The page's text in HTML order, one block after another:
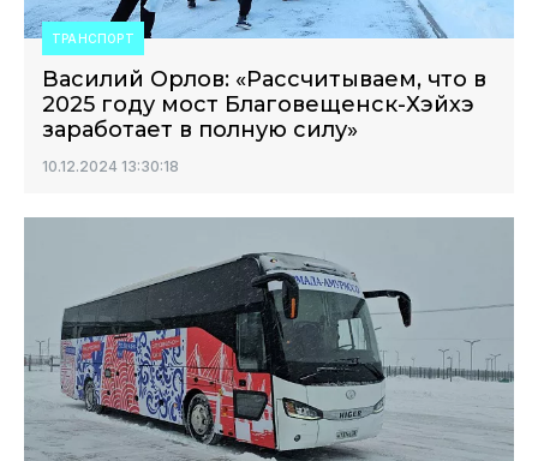
ТРАНСПОРТ
Василий Орлов: «Рассчитываем, что в
2025 году мост Благовещенск-Хэйхэ
заработает в полную силу»
10.12.2024 13:30:18